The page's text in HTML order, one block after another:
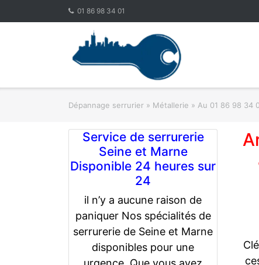
01 86 98 34 01
Dépannage serrurier » Métallerie » Au 01 86 98 34
Service de serrurerie
Seine et Marne
Disponible 24 heures sur
24
il n’y a aucune raison de
paniquer Nos spécialités de
serrurerie de Seine et Marne
disponibles pour une